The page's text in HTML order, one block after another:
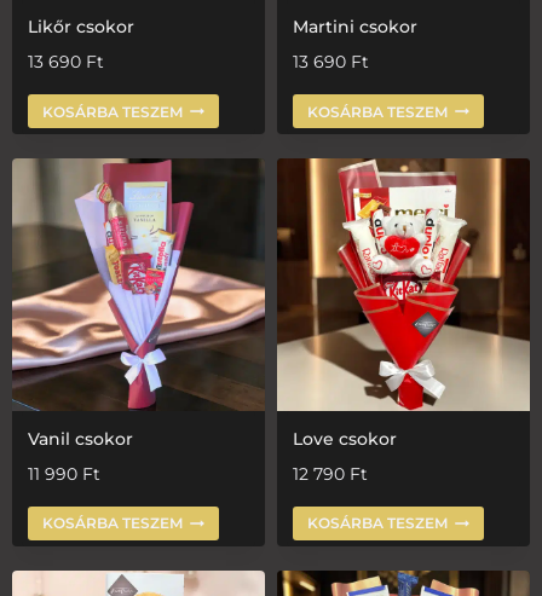
Likőr csokor
13 690 Ft
KOSÁRBA TESZEM
Martini csokor
13 690 Ft
KOSÁRBA TESZEM
Vanil csokor
11 990 Ft
KOSÁRBA TESZEM
Love csokor
12 790 Ft
KOSÁRBA TESZEM